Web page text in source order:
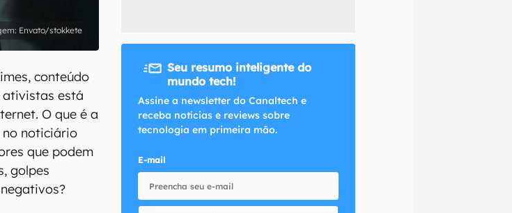
Envato/stokkete
conteúdo
ativistas está
O que é a
no noticiário
que podem
golpes
Seu resumo inteligente do
mundo tech!
Assine a newsletter do Canaltech e
receba notícias e reviews sobre
tecnologia em primeira mão.
E-mail